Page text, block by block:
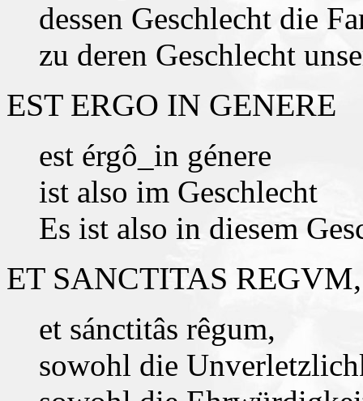
dessen Geschlecht die
zu deren Geschlecht
EST ERGO IN GENERE
est érgô_in génere
ist also im Geschlecht
Es ist also in diesem
ET SANCTITAS REGVM,
et sánctitâs rêgum,
sowohl die